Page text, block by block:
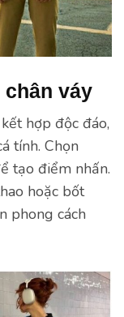
váy
hợp độc đáo,
tính. Chọn
tạo điểm nhấn.
hoặc bốt
phong cách